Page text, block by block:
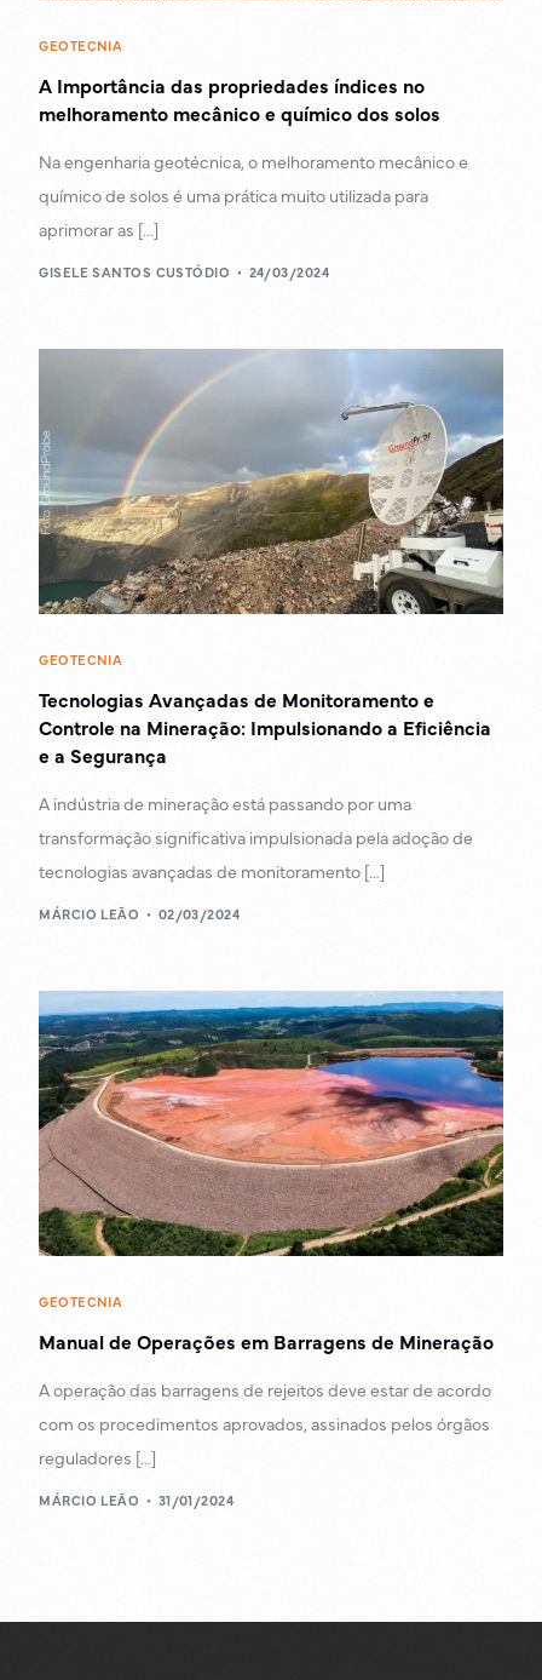
GEOTECNIA
A Importância das propriedades índices no
melhoramento mecânico e químico dos solos
Na engenharia geotécnica, o melhoramento mecânico e
químico de solos é uma prática muito utilizada para
aprimorar as […]
GISELE SANTOS CUSTÓDIO 24/03/2024
GEOTECNIA
Tecnologias Avançadas de Monitoramento e
Controle na Mineração: Impulsionando a Eficiência
e a Segurança
A indústria de mineração está passando por uma
transformação significativa impulsionada pela adoção de
tecnologias avançadas de monitoramento […]
MÁRCIO LEÃO 02/03/2024
GEOTECNIA
Manual de Operações em Barragens de Mineração
A operação das barragens de rejeitos deve estar de acordo
com os procedimentos aprovados, assinados pelos órgãos
reguladores […]
MÁRCIO LEÃO 31/01/2024